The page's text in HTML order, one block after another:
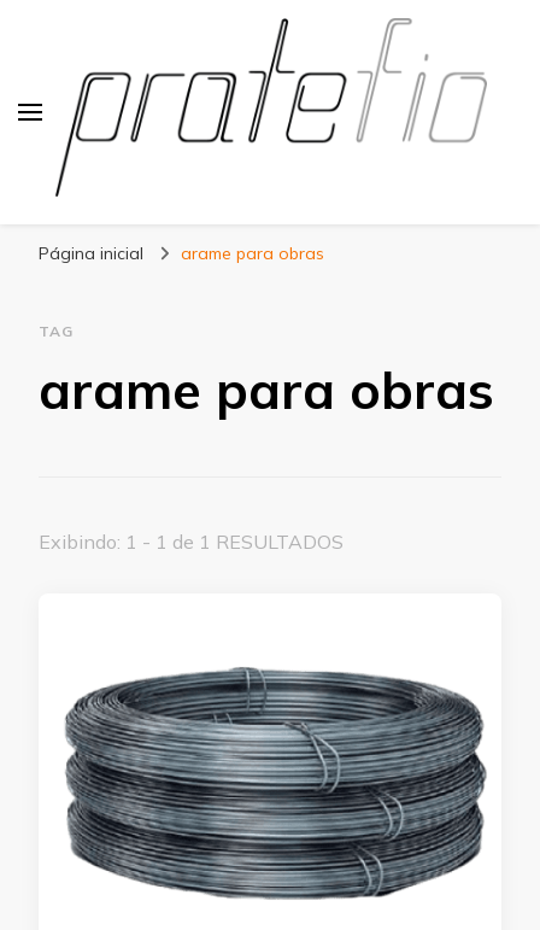
Página inicial arame para obras
TAG
arame para obras
Exibindo: 1 - 1 de 1 RESULTADOS